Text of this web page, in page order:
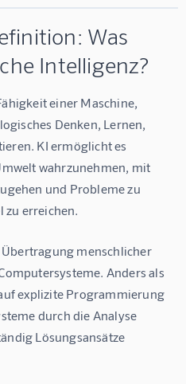
Was
Intelligenz?
einer Maschine,
Denken, Lernen,
KI ermöglicht es
wahrzunehmen, mit
und Probleme zu
zu erreichen.
Übertragung menschlicher
Anders als
explizite Programmierung
durch die Analyse
Lösungsansätze